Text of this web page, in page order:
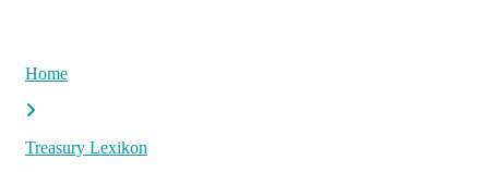
Home
Treasury Lexikon